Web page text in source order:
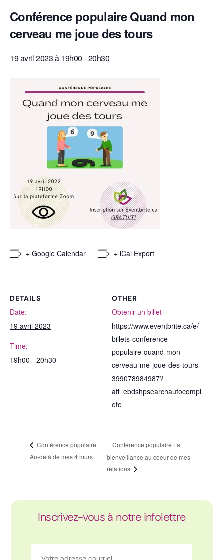
Conférence populaire Quand mon
cerveau me joue des tours
19 avril 2023 à 19h00 -20h30
+ Google Calendar + iCal Export
DETAILS
Date:
19 avril 2023
Time:
19h00 - 20h30
OTHER
Obtenir un billet
https://www.eventbrite.ca/e/
billets-conference-
populaire-quand-mon-
cerveau-me-joue-des-tours-
399078984987?
aff=ebdshpsearchautocompl
ete
Conférence populaire
Au-delà de mes 4 murs
Conférence populaire La
bienveillance au coeur de mes
relations
Inscrivez-vous à notre infolettre